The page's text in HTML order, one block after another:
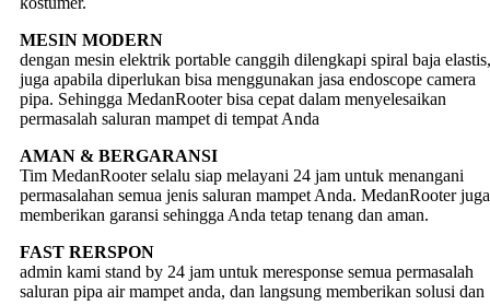
MESIN MODERN
dengan mesin elektrik portable canggih dilengkapi spiral baja elastis,
juga apabila diperlukan bisa menggunakan jasa endoscope camera
pipa. Sehingga MedanRooter bisa cepat dalam menyelesaikan
permasalah saluran mampet di tempat Anda
AMAN & BERGARANSI
Tim MedanRooter selalu siap melayani 24 jam untuk menangani
permasalahan semua jenis saluran mampet Anda. MedanRooter juga
memberikan garansi sehingga Anda tetap tenang dan aman.
FAST RERSPON
admin kami stand by 24 jam untuk meresponse semua permasalah
saluran pipa air mampet anda, dan langsung memberikan solusi dan